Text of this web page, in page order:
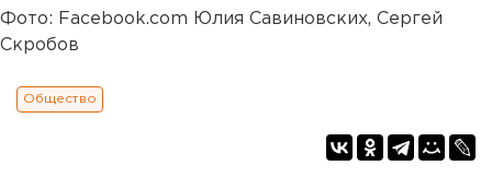
Фото: Facebook.com Юлия Савиновских, Сергей
Скробов
Общество